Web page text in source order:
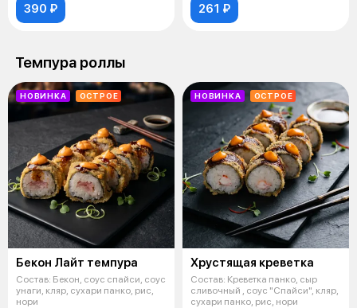
390 ₽ 261 ₽
Темпура роллы
НОВИНКА ОСТРОЕ
Бекон Лайт темпура
Состав: Бекон, соус спайси, соус
унаги, кляр, сухари панко, рис,
нори
НОВИНКА ОСТРОЕ
Хрустящая креветка
Состав: Креветка панко, сыр
сливочный , соус "Спайси", кляр,
сухари панко, рис, нори